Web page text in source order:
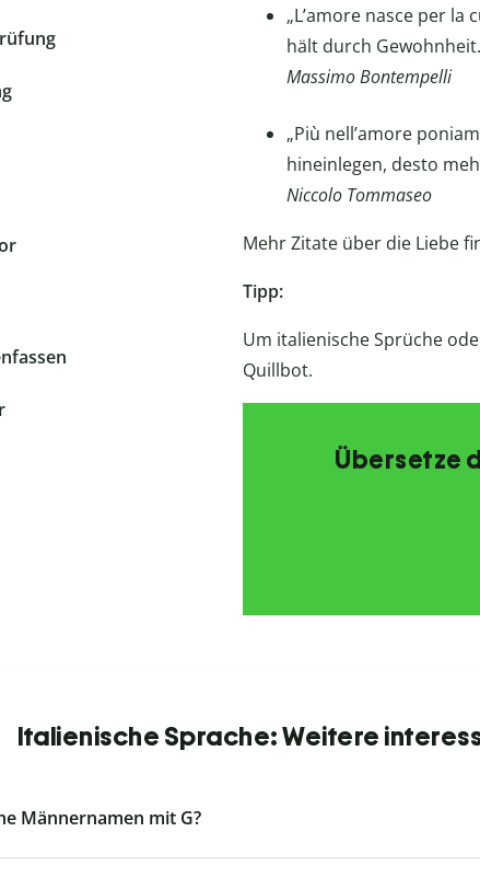
„L’amore nasce per
hält durch
Massimo Bontempelli
„Più nell’amore
hineinlegen, desto
Niccolo Tommaseo
Mehr Zitate über die Liebe
Tipp:
Um italienische Sprüche
Quillbot.
Übersetze
Italienische Sprache: Weitere
Männernamen mit G?